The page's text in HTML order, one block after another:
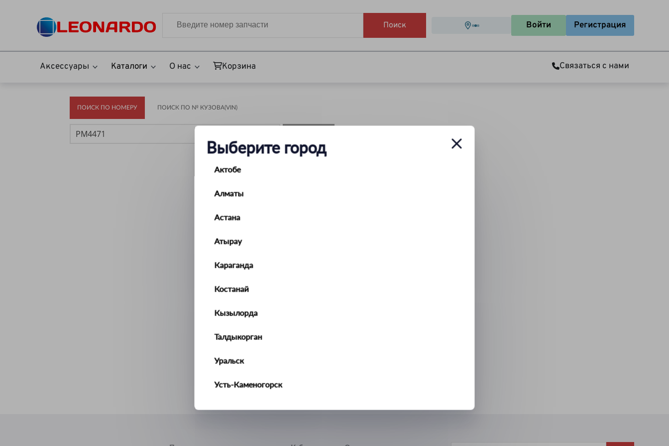
Поиск
Выберите город
Актобе
Алматы
Астана
Атырау
Караганда
Костанай
Кызылорда
Талдыкорган
Уральск
Усть-Каменогорск
Шымкент
Войти Регистрация
Аксессуары Каталоги О нас Корзина Связаться с нами
ПОИСК ПО НОМЕРУ ПОИСК ПО № КУЗОВА(VIN)